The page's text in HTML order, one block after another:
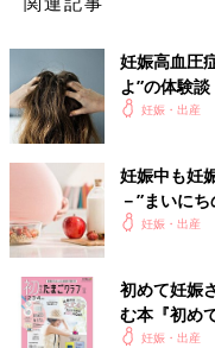
妊娠高血圧
よ”の体験談
妊娠・出産
妊娠中も妊
－”まいに
妊娠・出産
初めて妊娠
む本『初め
妊娠・出産